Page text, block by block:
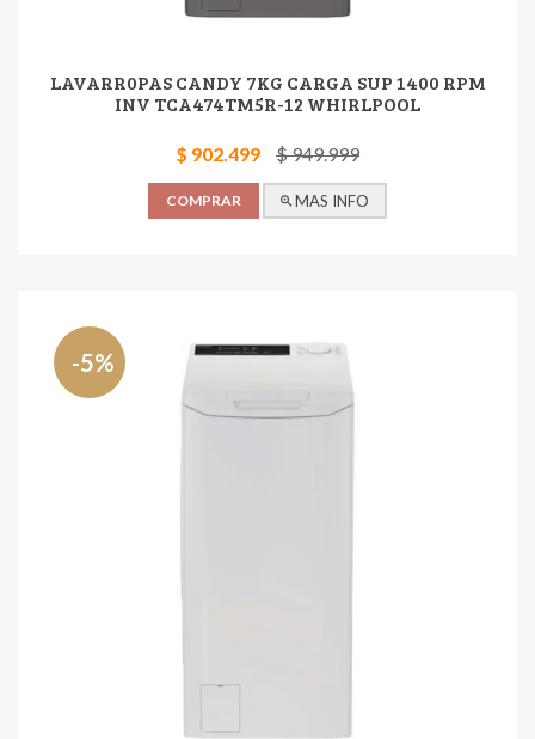
LAVARR0PAS CANDY 7KG CARGA SUP 1400 RPM
INV TCA474TM5R-12 WHIRLPOOL
$ 902.499 $ 949.999
COMPRAR MAS INFO
-5%